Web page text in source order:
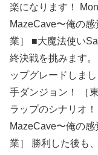
楽になります！
MazeCave〜俺の
業］ ■大魔法使い
終決戦を挑みます
ップグレードしま
手ダンジョン！ ［
ラップのシナリオ
MazeCave〜俺の
業］ 勝利した後も